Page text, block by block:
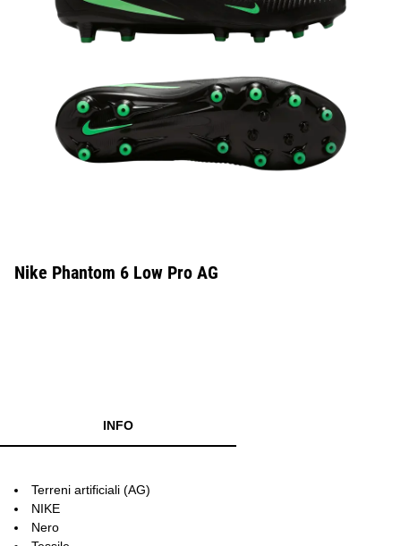
Nike Phantom 6 Low Pro AG
INFO
Terreni artificiali (AG)
NIKE
Nero